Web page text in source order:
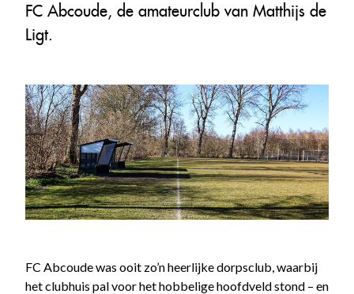
FC Abcoude, de amateurclub van Matthijs de
Ligt.
FC Abcoude was ooit zo’n heerlijke dorpsclub, waarbij
het clubhuis pal voor het hobbelige hoofdveld stond – en